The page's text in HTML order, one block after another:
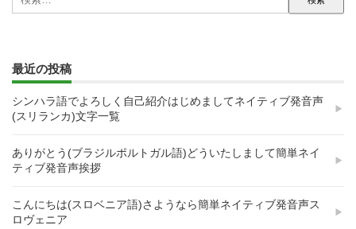
索:
最近の投稿
シンハラ語でよろしく自己紹介はじめましてネイティブ発音声
(スリランカ)文字一覧
ありがとう(ブラジルポルトガル語)どういたしまして簡単ネイ
ティブ発音声挨拶
こんにちは(スロベニア語)さようなら簡単ネイティブ発音声ス
ロヴェニア